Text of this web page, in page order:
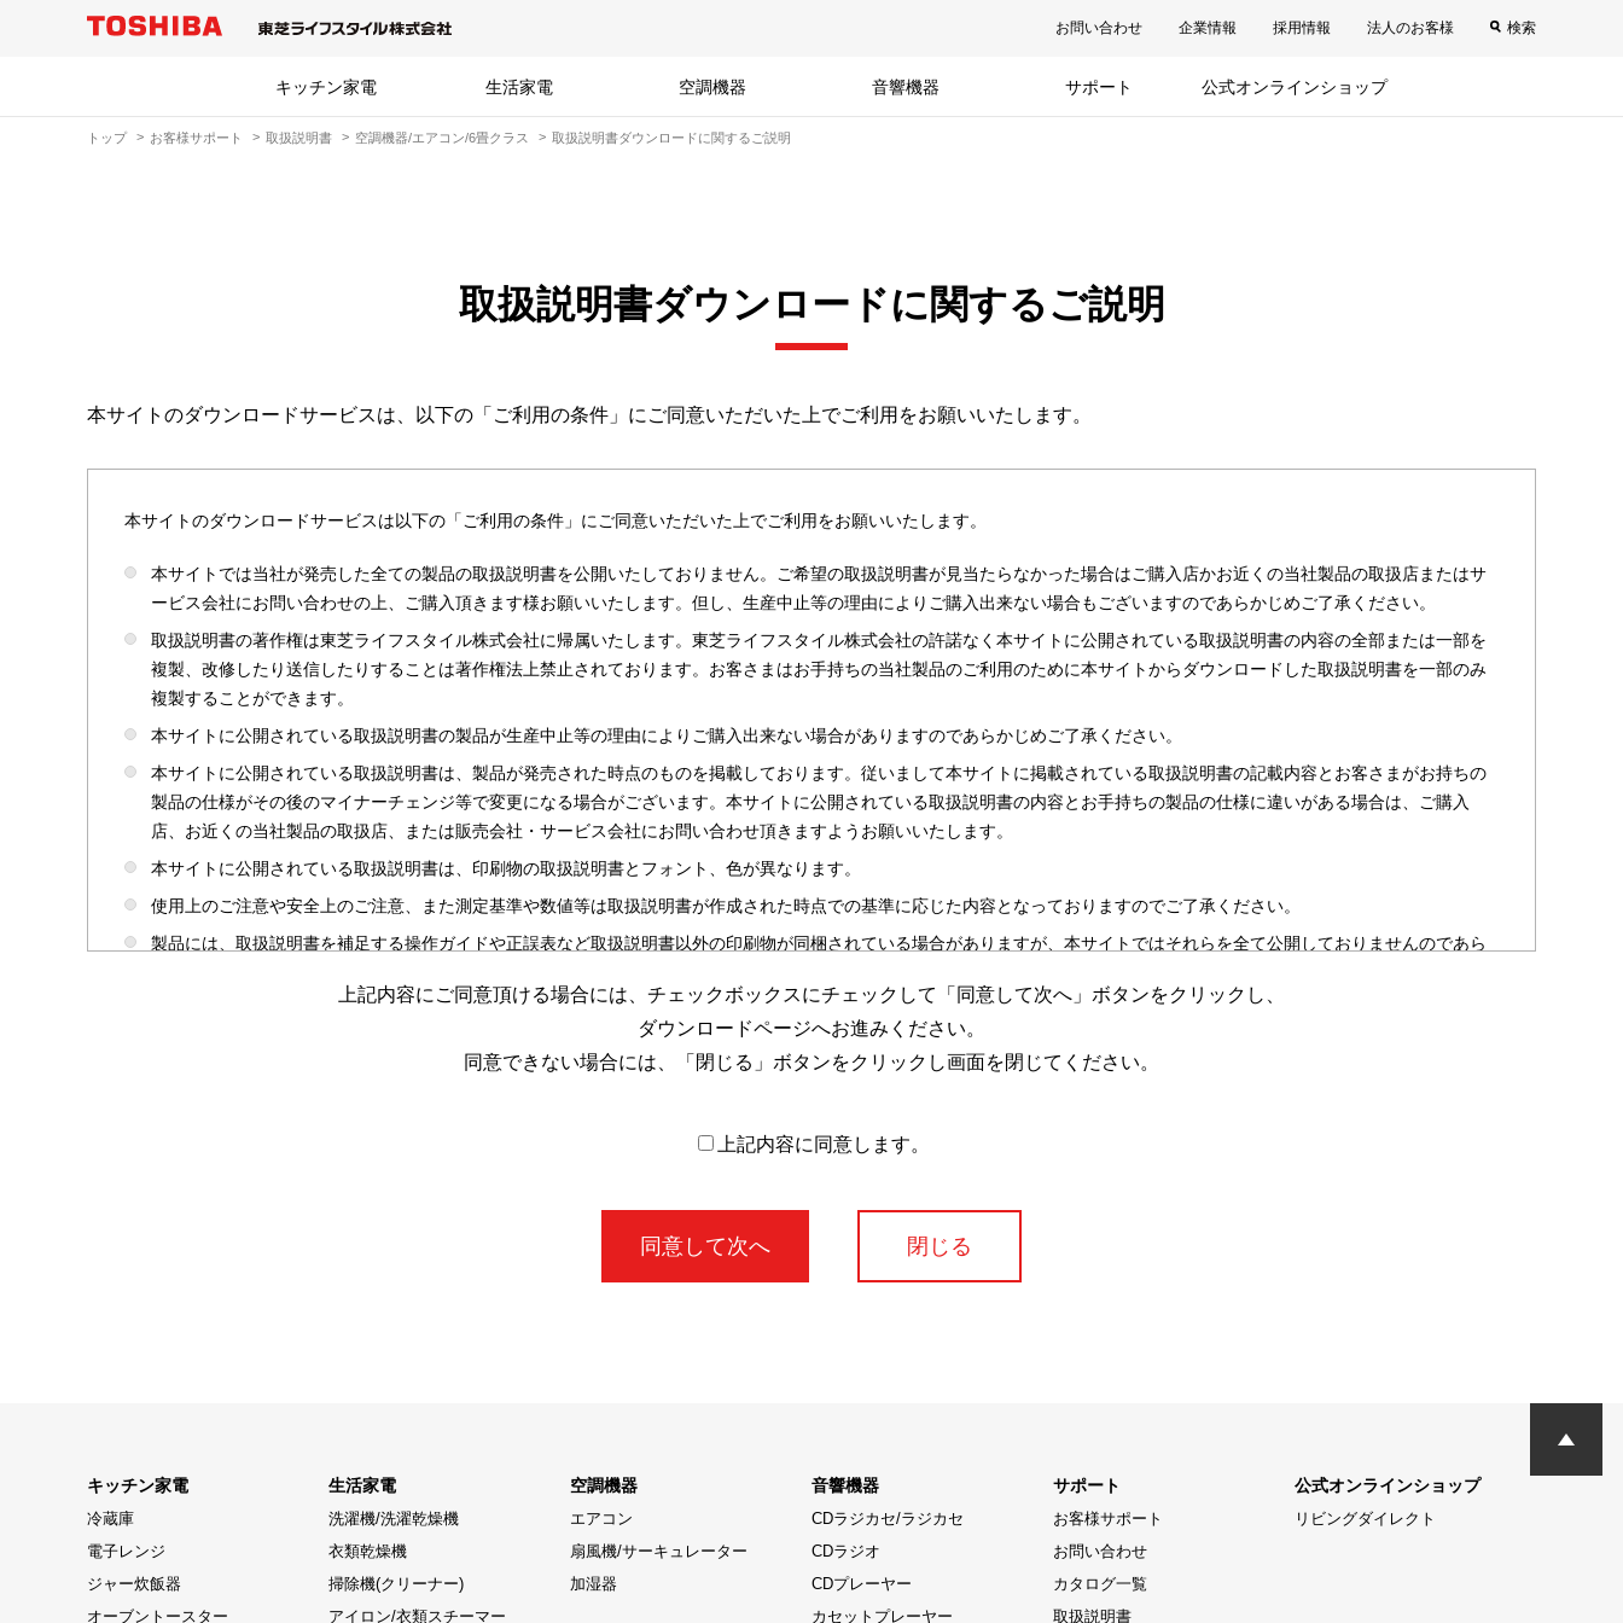
お問い合わせ 企業情報 採用情報 法人のお客様 検索
キッチン家電 生活家電 空調機器 音響機器 サポート 公式オンラインショップ
トップ お客様サポート 取扱説明書 空調機器/エアコン/6畳クラス 取扱説明書ダウンロードに関するご説明
取扱説明書ダウンロードに関するご説明
本サイトのダウンロードサービスは、以下の「ご利用の条件」にご同意いただいた上でご利用をお願いいたします。
本サイトのダウンロードサービスは以下の「ご利用の条件」にご同意いただいた上でご利用をお願いいたします。
本サイトでは当社が発売した全ての製品の取扱説明書を公開いたしておりません。ご希望の取扱説明書が見当たらなかった場合はご購入店かお近くの当社製品の取扱店またはサ
ービス会社にお問い合わせの上、ご購入頂きます様お願いいたします。但し、生産中止等の理由によりご購入出来ない場合もございますのであらかじめご了承ください。
取扱説明書の著作権は東芝ライフスタイル株式会社に帰属いたします。東芝ライフスタイル株式会社の許諾なく本サイトに公開されている取扱説明書の内容の全部または一部を
複製、改修したり送信したりすることは著作権法上禁止されております。お客さまはお手持ちの当社製品のご利用のために本サイトからダウンロードした取扱説明書を一部のみ
複製することができます。
本サイトに公開されている取扱説明書の製品が生産中止等の理由によりご購入出来ない場合がありますのであらかじめご了承ください。
本サイトに公開されている取扱説明書は、製品が発売された時点のものを掲載しております。従いまして本サイトに掲載されている取扱説明書の記載内容とお客さまがお持ちの
製品の仕様がその後のマイナーチェンジ等で変更になる場合がございます。本サイトに公開されている取扱説明書の内容とお手持ちの製品の仕様に違いがある場合は、ご購入
店、お近くの当社製品の取扱店、または販売会社・サービス会社にお問い合わせ頂きますようお願いいたします。
本サイトに公開されている取扱説明書は、印刷物の取扱説明書とフォント、色が異なります。
使用上のご注意や安全上のご注意、また測定基準や数値等は取扱説明書が作成された時点での基準に応じた内容となっておりますのでご了承ください。
製品には、取扱説明書を補足する操作ガイドや正誤表など取扱説明書以外の印刷物が同梱されている場合がありますが、本サイトではそれらを全て公開しておりませんのであら
本サイトのサービスは予告なく中止または内容を変更する場合がございますのであらかじめご了承ください。
場合がありますのであらかじめご了承ください。
上記内容にご同意頂ける場合には、チェックボックスにチェックして「同意して次へ」ボタンをクリックし、
ダウンロードページへお進みください。
同意できない場合には、「閉じる」ボタンをクリックし画面を閉じてください。
上記内容に同意します。
閉じる
キッチン家電
冷蔵庫
電子レンジ
ジャー炊飯器
オーブントースター
生活家電
洗濯機/洗濯乾燥機
衣類乾燥機
掃除機(クリーナー)
アイロン/衣類スチーマー
空調機器
エアコン
扇風機/サーキュレーター
加湿器
音響機器
CDラジカセ/ラジカセ
CDラジオ
CDプレーヤー
カセットプレーヤー
サポート
お客様サポート
お問い合わせ
カタログ一覧
取扱説明書
公式オンラインショップ
リビングダイレクト